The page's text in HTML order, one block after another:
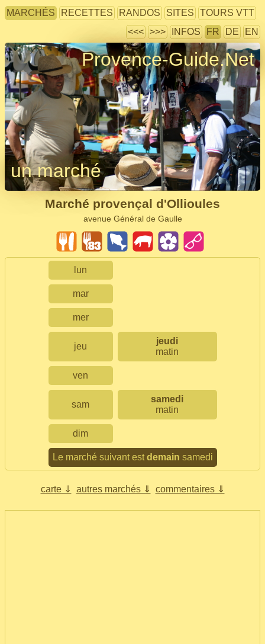
MARCHÉS RECETTES RANDOS SITES
TOURS VTT
<<< >>> INFOS FR DE EN
Provence-Guide.Net
un marché
Marché provençal d'Ollioules
avenue Général de Gaulle
lun
mar
mer
jeu
jeudi
matin
ven
sam
samedi
matin
dim
Le marché suivant estdemain samedi
carte ⇓ autres marchés ⇓ commentaires ⇓